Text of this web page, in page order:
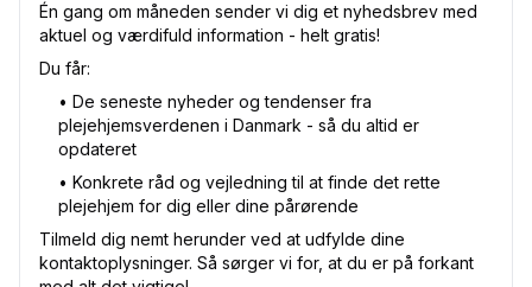
Én gang om måneden sender vi dig et nyhedsbrev med
aktuel og værdifuld information - helt gratis!
Du får:
•⁠ De seneste nyheder og tendenser fra
plejehjemsverdenen i Danmark - så du altid er
opdateret
•⁠ Konkrete råd og vejledning til at finde det rette
plejehjem for dig eller dine pårørende
Tilmeld dig nemt herunder ved at udfylde dine
kontaktoplysninger. Så sørger vi for, at du er på forkant